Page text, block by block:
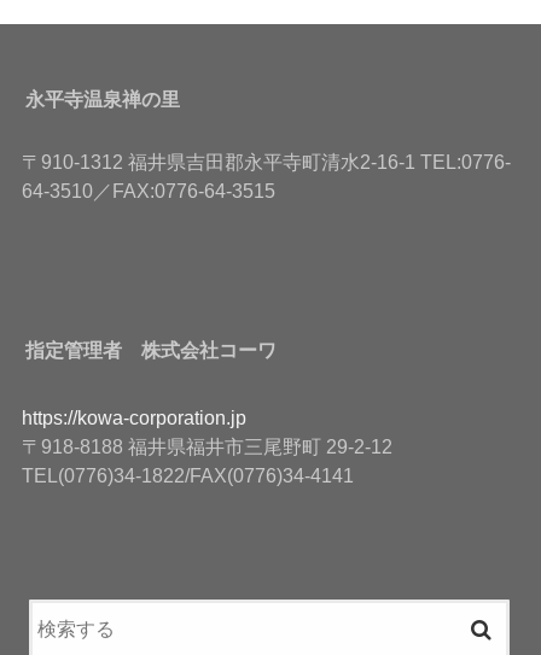
永平寺温泉禅の里
〒910-1312 福井県吉田郡永平寺町清水2-16-1 TEL:0776-
64-3510／FAX:0776-64-3515
指定管理者 株式会社コーワ
https://kowa-corporation.jp
〒918-8188 福井県福井市三尾野町 29-2-12
TEL(0776)34-1822/FAX(0776)34-4141